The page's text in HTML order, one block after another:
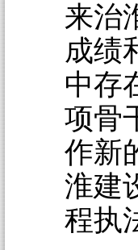
来治
成绩
中存
项骨
作新
淮建
程执